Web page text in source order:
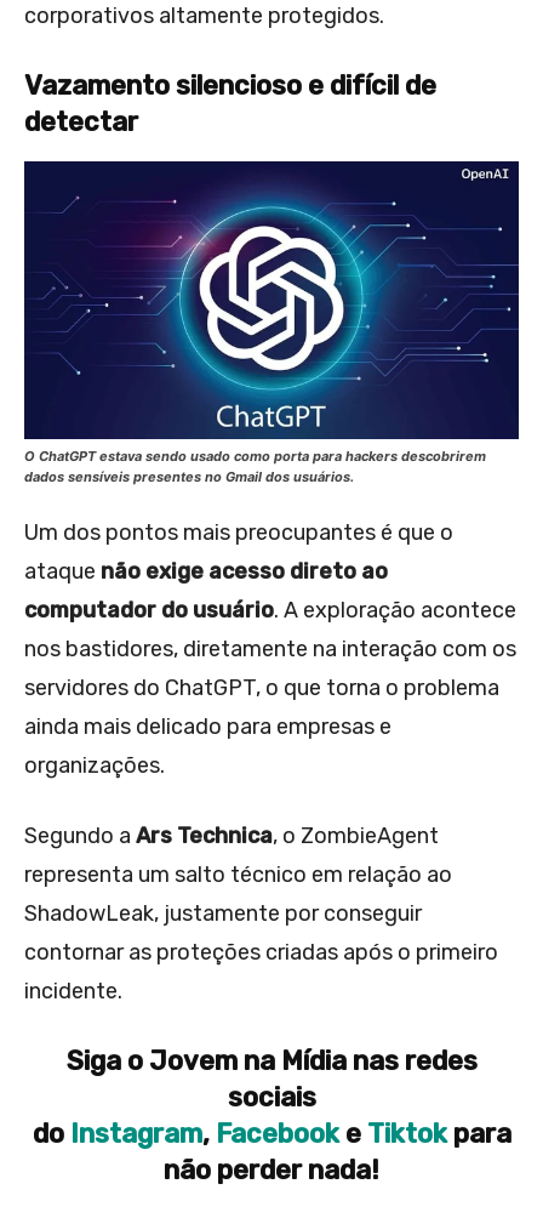
corporativos altamente protegidos.
Vazamento silencioso e difícil de
detectar
O ChatGPT estava sendo usado como porta para hackers descobrirem
dados sensíveis presentes no Gmail dos usuários.
Um dos pontos mais preocupantes é que o
ataque não exige acesso direto ao
computador do usuário. A exploração acontece
nos bastidores, diretamente na interação com os
servidores do ChatGPT, o que torna o problema
ainda mais delicado para empresas e
organizações.
Segundo a Ars Technica, o ZombieAgent
representa um salto técnico em relação ao
ShadowLeak, justamente por conseguir
contornar as proteções criadas após o primeiro
incidente.
Siga o Jovem na Mídia nas redes
sociais
do Instagram, Facebooke Tiktokpara
não perder nada!